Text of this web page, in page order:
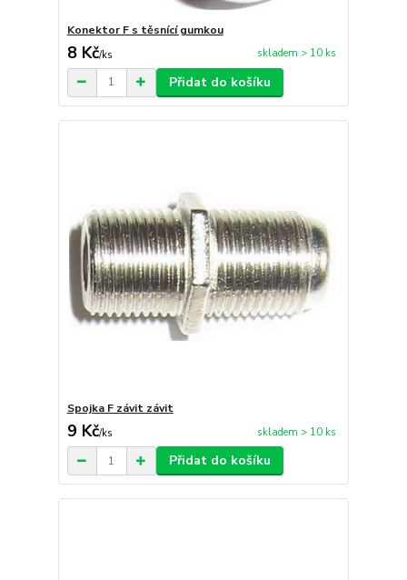
Konektor F s těsnící gumkou
8 Kč/ks skladem > 10 ks
Přidat do košíku
Spojka F závit závit
9 Kč/ks skladem > 10 ks
Přidat do košíku